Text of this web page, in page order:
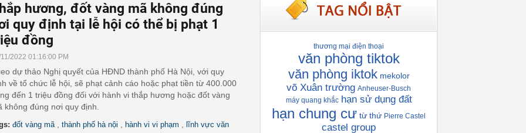
hương, đốt vàng mã không đúng
quy định tại lễ hội có thể bị phạt 1
đồng
2022 01:16:00 PM
dự thảo Nghị quyết của HĐND thành phố Hà Nội, với quy
về tổ chức lễ hội, sẽ phạt cảnh cáo hoặc phạt tiền từ 400.000
đến 1 triệu đồng đối với hành vi thắp hương hoặc đốt vàng
không đúng nơi quy định.
đốt vàng mã thành phố hà nội hành vi vi phạm
lĩnh vực văn
thương mại điện thoại
văn phòng tiktok
văn phòng iktok mekolor
võ Xuân trường Anheuser-Busch
máy quang khắc hạn sử dụng đất
hạn chung cư từ thứ Pierre Castel
castel group